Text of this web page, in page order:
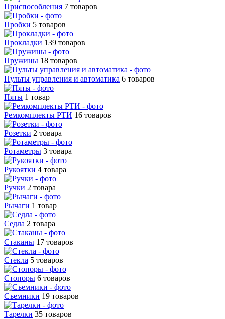
Приспособления 7 товаров
Пробки 5 товаров
Прокладки 139 товаров
Пружины 18 товаров
Пульты управления и автоматика 6 товаров
Пяты 1 товар
Ремкомплекты РТИ 16 товаров
Розетки 2 товара
Ротаметры 3 товара
Рукоятки 4 товара
Ручки 2 товара
Рычаги 1 товар
Седла 2 товара
Стаканы 17 товаров
Стекла 5 товаров
Стопоры 6 товаров
Съемники 19 товаров
Тарелки 35 товаров